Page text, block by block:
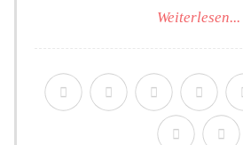
Weiterlesen...